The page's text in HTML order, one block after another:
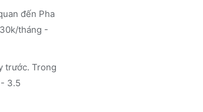
đến Pha
tháng -
trước. Trong
3.5